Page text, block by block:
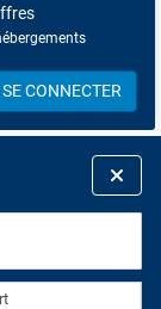
SE CONNECTER